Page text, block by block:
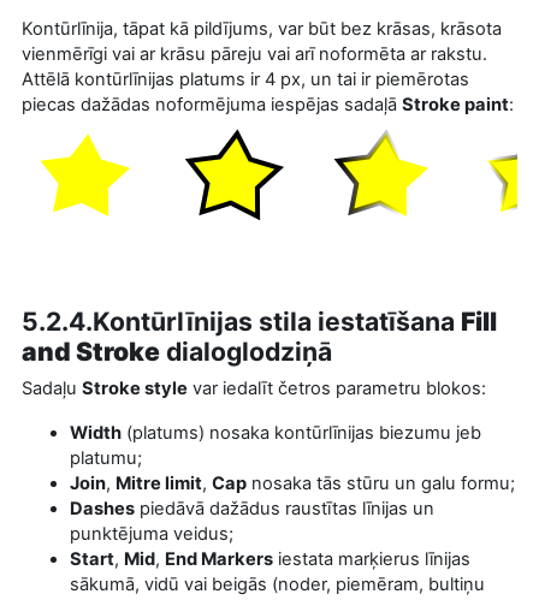
Kontūrlīnija, tāpat kā pildījums, var būt bez krāsas, krāsota
vienmērīgi vai ar krāsu pāreju vai arī noformēta ar rakstu.
Attēlā kontūrlīnijas platums ir 4 px, un tai ir piemērotas
piecas dažādas noformējuma iespējas sadaļā Stroke paint:
5.2.4.Kontūrlīnijas stila iestatīšana Fill
and Strokedialoglodziņā
Sadaļu Stroke style var iedalīt četros parametru blokos:
Width (platums) nosaka kontūrlīnijas biezumu jeb
platumu;
Join, Mitre limit, Cap nosaka tās stūru un galu formu;
Dashes piedāvā dažādus raustītas līnijas un
punktējuma veidus;
Start, Mid, End Markers iestata marķierus līnijas
sākumā, vidū vai beigās (noder, piemēram, bultiņu